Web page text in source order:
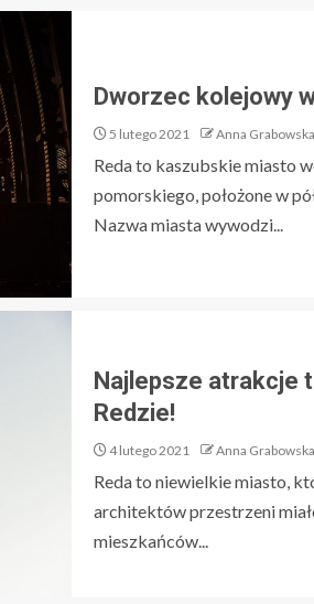
Dworzec kolejowy
5 lutego 2021 Anna Grabowska
Reda to kaszubskie miasto
pomorskiego, położone w
Nazwa miasta wywodzi...
Najlepsze atrakcje
Redzie!
4 lutego 2021 Anna Grabowska
Reda to niewielkie miasto,
architektów przestrzeni
mieszkańców...